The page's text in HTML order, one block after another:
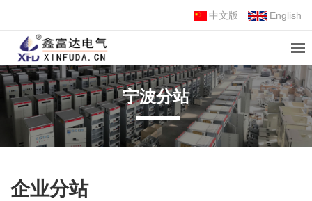
中文版 English
宁波分站
企业分站